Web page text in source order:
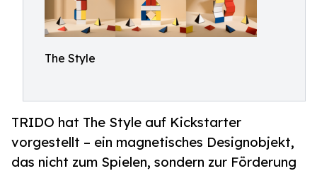
The Style
TRIDO hat The Style auf Kickstarter
vorgestellt – ein magnetisches Designobjekt,
das nicht zum Spielen, sondern zur Förderung